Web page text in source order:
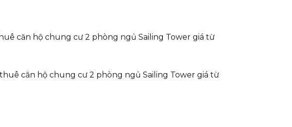
căn hộ chung cư 2 phòng ngủ Sailing Tower giá từ
căn hộ chung cư 2 phòng ngủ Sailing Tower giá từ